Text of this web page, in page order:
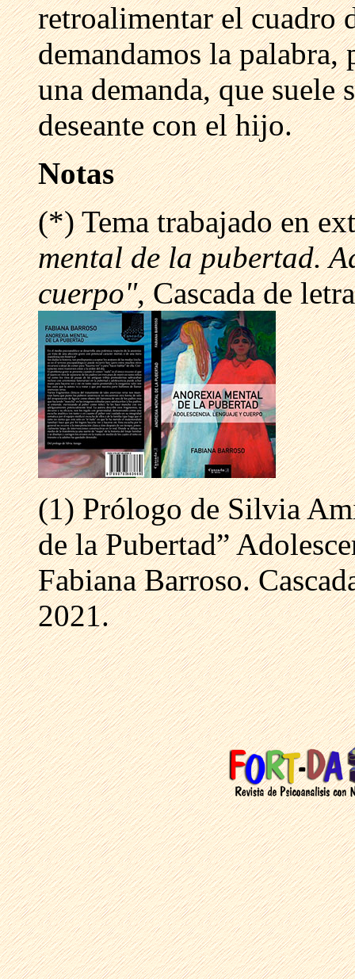
retroalimentar el cuadro
demandamos la palabra,
una demanda, que suele
deseante con el hijo.
Notas
(*) Tema trabajado en
mental de la pubertad.
cuerpo", Cascada de
(1) Prólogo de Silvia
de la Pubertad”
Fabiana Barroso.
2021.